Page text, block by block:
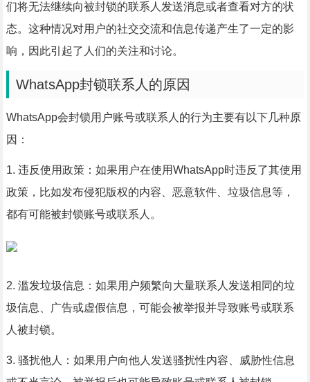
们将无法继续向被封锁的联系人发送消息或者查看对方的状
态。这种情况对用户的社交交流和信息传递产生了一定的影
响，因此引起了人们的关注和讨论。
WhatsApp封锁联系人的原因
WhatsApp会封锁用户账号或联系人的行为主要有以下几种原
因：
1. 违反使用政策：如果用户在使用WhatsApp时违反了其使用
政策，比如发布侵犯版权的内容、恶意软件、垃圾信息等，
都有可能被封锁账号或联系人。
2. 滥发垃圾信息：如果用户频繁向大量联系人发送相同的垃
圾信息、广告或虚假信息，可能会被举报并导致账号或联系
人被封锁。
3. 骚扰他人：如果用户向他人发送骚扰性内容、威胁性信息